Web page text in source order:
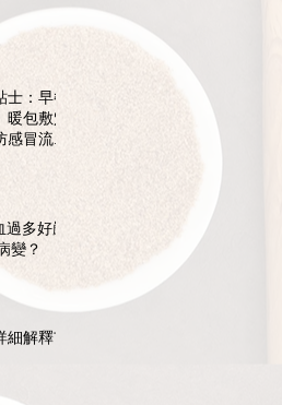
：早餐
包敷穴
冒流感
多好嚴
變？
解釋市